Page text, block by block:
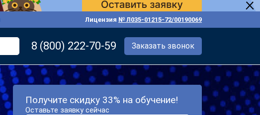
Лицензия № Л035-01215-72/00190069
8 (800) 222-70-59 Заказать звонок
Получите скидку 33% на обучение!
Оставьте заявку сейчас